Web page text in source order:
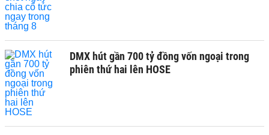
DMX hút gần 700 tỷ đồng vốn ngoại trong
phiên thứ hai lên HOSE